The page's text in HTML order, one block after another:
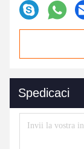
Spedicaci